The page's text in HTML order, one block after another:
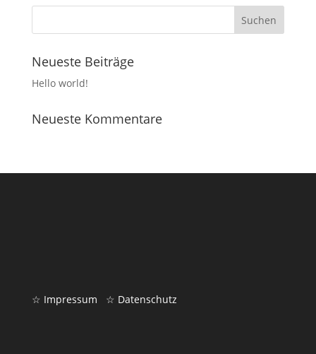
Neueste Beiträge
Hello world!
Neueste Kommentare
☆ Impressum ☆ Datenschutz